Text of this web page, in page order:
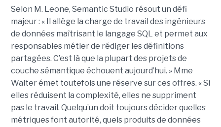
Selon M. Leone, Semantic Studio résout un défi
majeur : « Il allège la charge de travail des ingénieurs
de données maîtrisant le langage SQL et permet aux
responsables métier de rédiger les définitions
partagées. C’est là que la plupart des projets de
couche sémantique échouent aujourd’hui. » Mme
Walter émet toutefois une réserve sur ces offres. « Si
elles réduisent la complexité, elles ne suppriment
pas le travail. Quelqu’un doit toujours décider quelles
métriques font autorité, quels produits de données